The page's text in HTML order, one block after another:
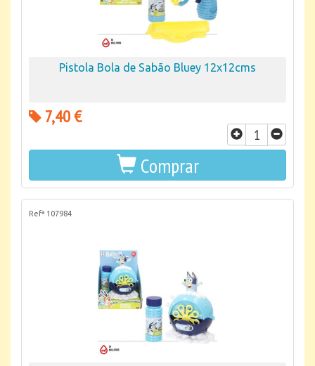
Pistola Bola de Sabão Bluey 12x12cms
7,40 €
Comprar
Refª 107984